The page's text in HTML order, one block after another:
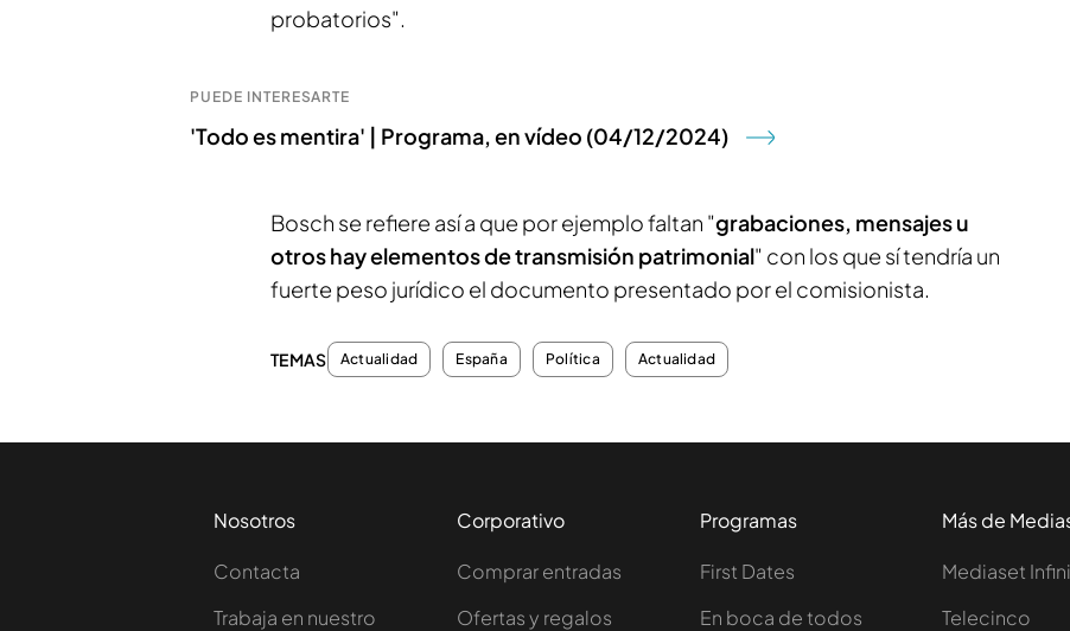
probatorios".
PUEDE INTERESARTE
'Todo es mentira' | Programa, en vídeo (04/12/2024)
Bosch se refiere así a que por ejemplo faltan "grabaciones, mensajes u
otros hay elementos de transmisión patrimonial" con los que sí tendría un
fuerte peso jurídico el documento presentado por el comisionista.
TEMAS Actualidad España Política Actualidad
Nosotros
Contacta
Trabaja en nuestro
Corporativo
Comprar entradas
Ofertas y regalos
Programas
First Dates
En boca de todos
Más de
Mediaset
Telecinco